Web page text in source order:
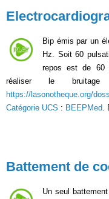
Bip émis par un
Hz. Soit 60
repos est de 60
réaliser le
https://lasonotheque.org/
Catégorie UCS : BEEPMed
Battement de
Un seul